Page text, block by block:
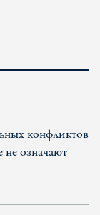
конфликтов
означают